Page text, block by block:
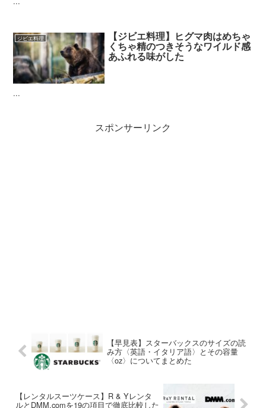
ジビエ料理 【ジビエ料理】ヒグマ肉はめちゃ
くちゃ精のつきそうなワイルド感
あふれる味がした
...
スポンサーリンク
【早見表】スターバックスのサイズの読
み方〈英語・イタリア語〉とその容量
〈oz〉についてまとめた
【レンタルスーツケース】R & Yレンタ
ルとDMM.comを19の項目で徹底比較した